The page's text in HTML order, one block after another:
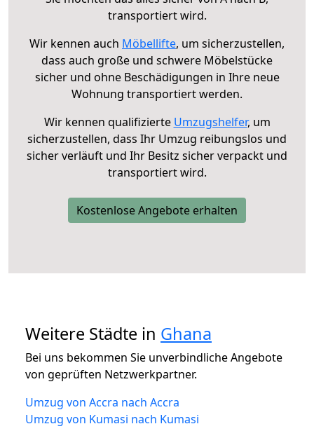
transportiert wird.
Wir kennen auch Möbellifte, um sicherzustellen,
dass auch große und schwere Möbelstücke
sicher und ohne Beschädigungen in Ihre neue
Wohnung transportiert werden.
Wir kennen qualifizierte Umzugshelfer, um
sicherzustellen, dass Ihr Umzug reibungslos und
sicher verläuft und Ihr Besitz sicher verpackt und
transportiert wird.
Kostenlose Angebote erhalten
Weitere Städte in Ghana
Bei uns bekommen Sie unverbindliche Angebote
von geprüften Netzwerkpartner.
Umzug von Accra nach Accra
Umzug von Kumasi nach Kumasi